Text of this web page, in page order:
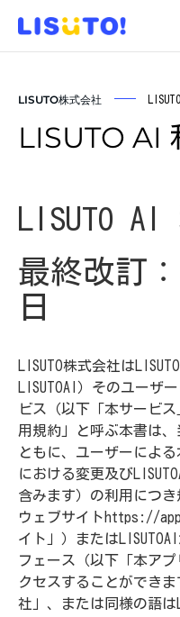
LISUTO株式会社
LISUTO AI
LISUTO
最終改訂
日
LISUTO株式会社は
LISUTOAI）そのユーザ
ビス（以下「本サービ
用規約」と呼ぶ本書は
ともに、ユーザーによ
における変更及び
含みます）の利用につ
ウェブサイトhttps://
イト」）または
フェース（以下「本ア
クセスすることができま
社」、または同様の語は